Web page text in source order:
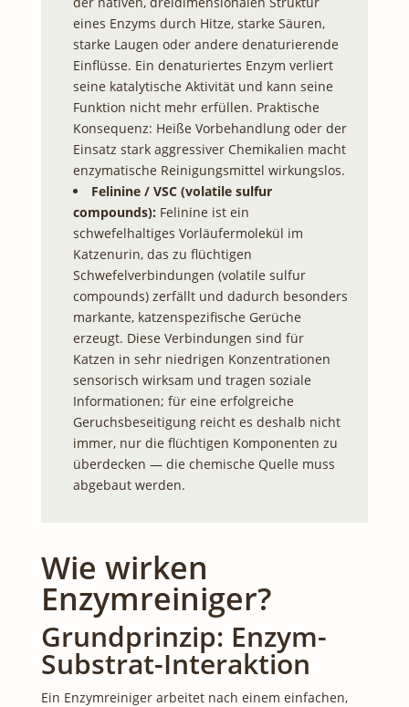
eines Enzyms durch Hitze, starke Säuren,
starke Laugen oder andere denaturierende
Einflüsse. Ein denaturiertes Enzym verliert
seine katalytische Aktivität und kann seine
Funktion nicht mehr erfüllen. Praktische
Konsequenz: Heiße Vorbehandlung oder der
Einsatz stark aggressiver Chemikalien macht
enzymatische Reinigungsmittel wirkungslos.
Felinine / VSC (volatile sulfur
compounds): Felinine ist ein
schwefelhaltiges Vorläufermolekül im
Katzenurin, das zu flüchtigen
Schwefelverbindungen (volatile sulfur
compounds) zerfällt und dadurch besonders
markante, katzenspezifische Gerüche
erzeugt. Diese Verbindungen sind für
Katzen in sehr niedrigen Konzentrationen
sensorisch wirksam und tragen soziale
Informationen; für eine erfolgreiche
Geruchsbeseitigung reicht es deshalb nicht
immer, nur die flüchtigen Komponenten zu
überdecken — die chemische Quelle muss
abgebaut werden.
Wie wirken
Enzymreiniger?
Grundprinzip: Enzym-
Substrat-Interaktion
Ein Enzymreiniger arbeitet nach einem einfachen,